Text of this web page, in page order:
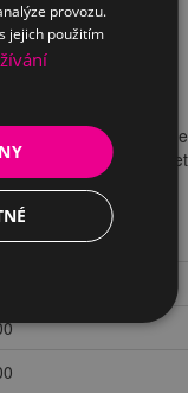
u Vás
podmínekpřijedeme
a můžete si vyzkoušet
provozu.
jejich použitím